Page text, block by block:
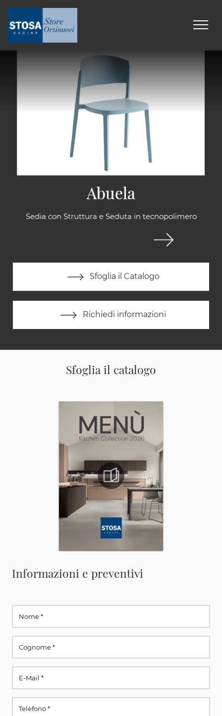
Sedia con Struttura e Seduta in tecnopolimero
Sfoglia il Catalogo
Richiedi informazioni
Abuela
Abuela
Sfoglia il catalogo
Informazioni e preventivi